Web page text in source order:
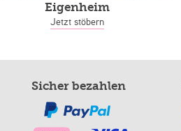
Eigenheim
Jetzt stöbern
Sicher bezahlen